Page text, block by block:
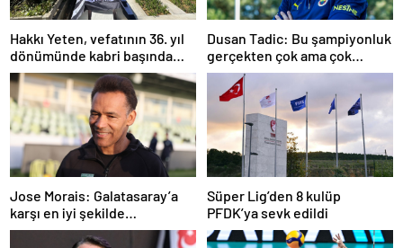
Hakkı Yeten, vefatının 36. yıl
dönümünde kabri başında
anıldı
Dusan Tadic: Bu şampiyonluk
gerçekten çok ama çok
önemli
Jose Morais: Galatasaray’a
karşı en iyi şekilde
hazırlanmamız lazım
Süper Lig’den 8 kulüp
PFDK’ya sevk edildi